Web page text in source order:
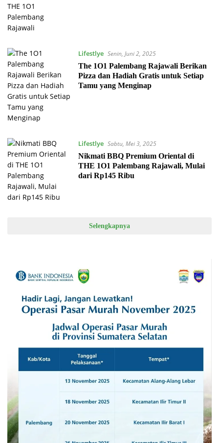
Lifestlye Senin, Juni 2, 2025
The 1O1 Palembang Rajawali Berikan
Pizza dan Hadiah Gratis untuk Setiap
Tamu yang Menginap
Lifestlye Sabtu, Mei 3, 2025
Nikmati BBQ Premium Oriental di
THE 1O1 Palembang Rajawali, Mulai
dari Rp145 Ribu
Selengkapnya